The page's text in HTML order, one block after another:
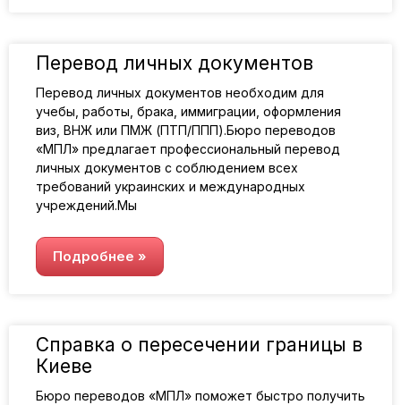
Перевод личных документов
Перевод личных документов необходим для
учебы, работы, брака, иммиграции, оформления
виз, ВНЖ или ПМЖ (ПТП/ППП).Бюро переводов
«МПЛ» предлагает профессиональный перевод
личных документов с соблюдением всех
требований украинских и международных
учреждений.Мы
Подробнее »
Справка о пересечении границы в
Киеве
Бюро переводов «МПЛ» поможет быстро получить